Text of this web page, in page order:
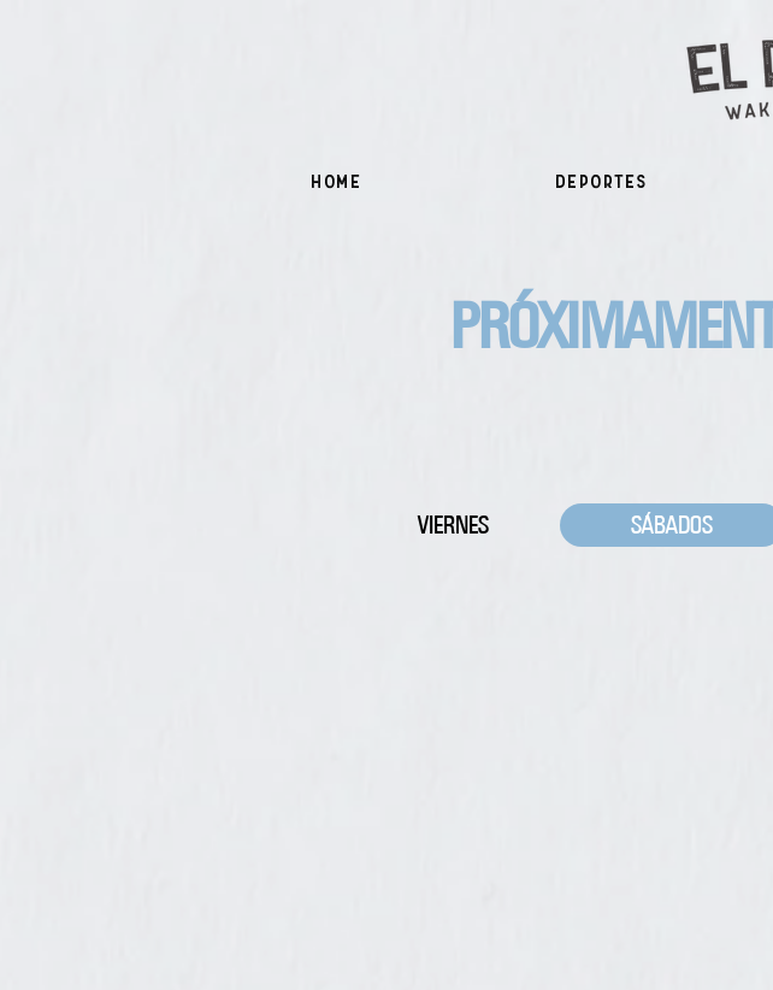
Home Deportes
VIERNES SÁBADOS